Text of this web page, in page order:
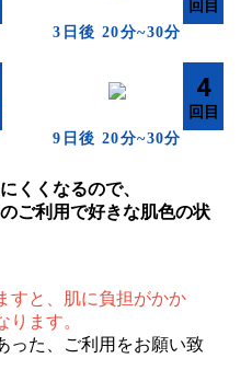
3日後 20分~30分
4
9日後 20分~30分
くくなるので、
ご利用で好きな肌色の状
すと、肌に負担がかか
ります。
った、ご利用をお願い致